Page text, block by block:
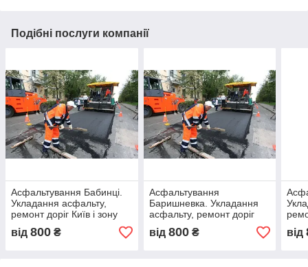
Подібні послуги компанії
Асфальтування Бабинці.
Укладання асфальту,
ремонт доріг Київ і зону
від 800 ₴
Асфальтування
Баришневка. Укладання
асфальту, ремонт доріг
від 800₴ від